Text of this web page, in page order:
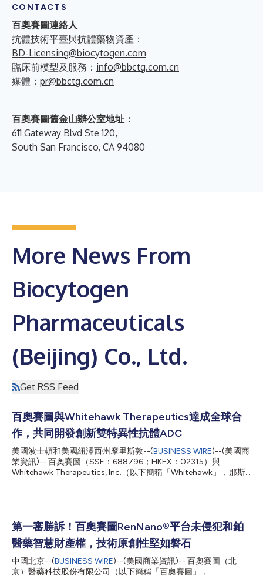
CONTACTS
百奧賽圖連絡人
抗體技術平臺與抗體藥物資產：
BD-Licensing@biocytogen.com
臨床前模型及服務： info@bbctg.com.cn
媒體： pr@bbctg.com.cn
百奧賽圖舊金山辦公室地址：
611 Gateway Blvd Ste 120,
South San Francisco, CA 94080
More News From
Biocytogen
Pharmaceuticals
(Beijing) Co., Ltd.
Get RSS Feed
百奧賽圖與Whitehawk Therapeutics達成全球合
作，共同開發創新雙特異性抗體ADC
美國波士頓和美國紐澤西州摩里斯敦--(BUSINESS WIRE)--(美國商
業資訊)-- 百奧賽圖（SSE：688796；HKEX：02315）與
Whitehawk Therapeutics, Inc.（以下簡稱「Whitehawk」，那斯
將由此建立更廣泛的策略性合作，共同推進多元化的下一代治療藥
根據協議，百奧賽圖將透過其自主研發的RenLite®平台提供至多五
款全人雙特異性抗體，Whitehawk將結合其ADC連接子-藥效載體
平台技術對這些抗體進行評估。Whitehawk隨後可選擇將由此產生
的BsADC候選分子納入其研發產品線並推進開發。 RenLite®採用
共輕鏈設計，可支援針對多種標靶組合的全人雙特異性抗體發現、
第一審勝訴！百奧賽圖RenNano®平台未侵犯和鉑
醫藥智慧財產權，技術原創性堅如磐石
中國北京--(BUSINESS WIRE)--(美國商業資訊)-- 百奧賽圖（北
京）醫藥科技股份有限公司（以下簡稱「百奧賽圖」，